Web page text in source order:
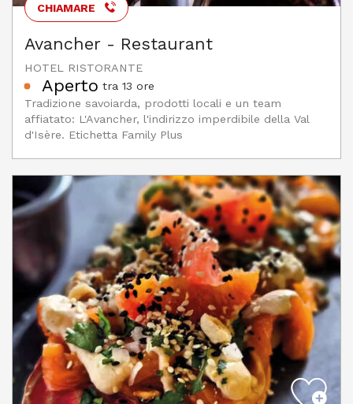
CHIAMARE
Avancher - Restaurant
HOTEL RISTORANTE
Aperto tra 13 ore
Tradizione savoiarda, prodotti locali e un team
affiatato: L'Avancher, l'indirizzo imperdibile della Val
d'Isère. Etichetta Family Plus